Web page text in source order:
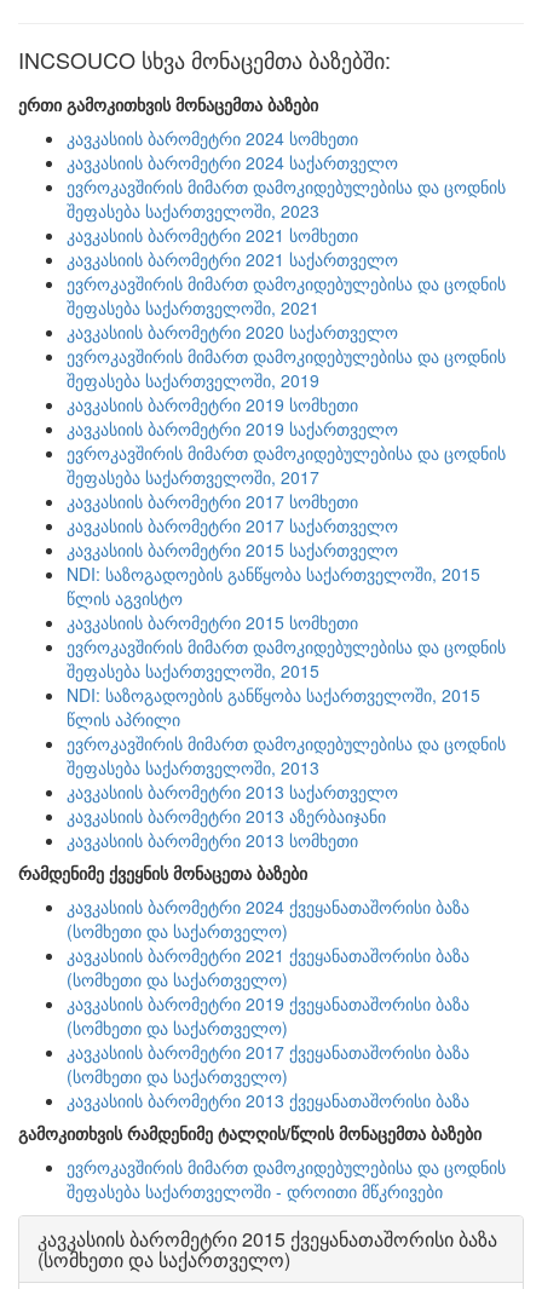
INCSOUCO სხვა მონაცემთა ბაზებში:
ერთი გამოკითხვის მონაცემთა ბაზები
კავკასიის ბარომეტრი 2024 სომხეთი
კავკასიის ბარომეტრი 2024 საქართველო
ევროკავშირის მიმართ დამოკიდებულებისა და ცოდნის
შეფასება საქართველოში, 2023
კავკასიის ბარომეტრი 2021 სომხეთი
კავკასიის ბარომეტრი 2021 საქართველო
ევროკავშირის მიმართ დამოკიდებულებისა და ცოდნის
შეფასება საქართველოში, 2021
კავკასიის ბარომეტრი 2020 საქართველო
ევროკავშირის მიმართ დამოკიდებულებისა და ცოდნის
შეფასება საქართველოში, 2019
კავკასიის ბარომეტრი 2019 სომხეთი
კავკასიის ბარომეტრი 2019 საქართველო
ევროკავშირის მიმართ დამოკიდებულებისა და ცოდნის
შეფასება საქართველოში, 2017
კავკასიის ბარომეტრი 2017 სომხეთი
კავკასიის ბარომეტრი 2017 საქართველო
კავკასიის ბარომეტრი 2015 საქართველო
NDI: საზოგადოების განწყობა საქართველოში, 2015
წლის აგვისტო
კავკასიის ბარომეტრი 2015 სომხეთი
ევროკავშირის მიმართ დამოკიდებულებისა და ცოდნის
შეფასება საქართველოში, 2015
NDI: საზოგადოების განწყობა საქართველოში, 2015
წლის აპრილი
ევროკავშირის მიმართ დამოკიდებულებისა და ცოდნის
შეფასება საქართველოში, 2013
კავკასიის ბარომეტრი 2013 საქართველო
კავკასიის ბარომეტრი 2013 აზერბაიჯანი
კავკასიის ბარომეტრი 2013 სომხეთი
რამდენიმე ქვეყნის მონაცეთა ბაზები
კავკასიის ბარომეტრი 2024 ქვეყანათაშორისი ბაზა
(სომხეთი და საქართველო)
კავკასიის ბარომეტრი 2021 ქვეყანათაშორისი ბაზა
(სომხეთი და საქართველო)
კავკასიის ბარომეტრი 2019 ქვეყანათაშორისი ბაზა
(სომხეთი და საქართველო)
კავკასიის ბარომეტრი 2017 ქვეყანათაშორისი ბაზა
(სომხეთი და საქართველო)
კავკასიის ბარომეტრი 2013 ქვეყანათაშორისი ბაზა
გამოკითხვის რამდენიმე ტალღის/წლის მონაცემთა ბაზები
ევროკავშირის მიმართ დამოკიდებულებისა და ცოდნის
შეფასება საქართველოში - დროითი მწკრივები
კავკასიის ბარომეტრი 2015 ქვეყანათაშორისი ბაზა
(სომხეთი და საქართველო)